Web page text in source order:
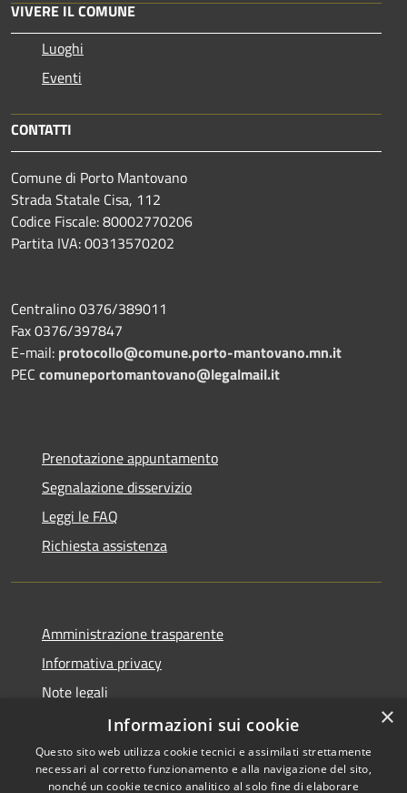
VIVERE IL COMUNE
Luoghi
Eventi
CONTATTI
Comune di Porto Mantovano
Strada Statale Cisa, 112
Codice Fiscale: 80002770206
Partita IVA: 00313570202
Centralino 0376/389011
Fax 0376/397847
E-mail: protocollo@comune.porto-mantovano.mn.it
PEC comuneportomantovano@legalmail.it
Prenotazione appuntamento
Segnalazione disservizio
Leggi le FAQ
Richiesta assistenza
Amministrazione trasparente
Informativa privacy
Note legali
Dichiarazione di accessibilità
×
Informazioni sui cookie
Questo sito web utilizza cookie tecnici e assimilati strettamente
necessari al corretto funzionamento e alla navigazione del sito,
nonché un cookie tecnico analitico al solo fine di elaborare